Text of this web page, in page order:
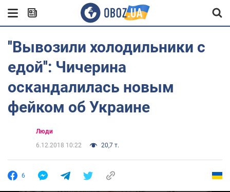
''Вывозили холодильники с
едой'': Чичерина
оскандалилась новым
фейком об Украине
Люди
6.12.2018 10:22
20,7 т.
6